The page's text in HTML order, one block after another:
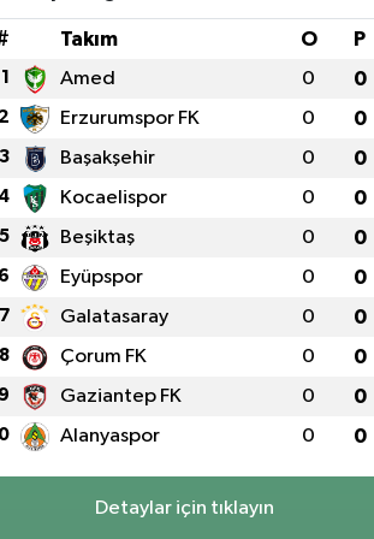
Takım O P
1 Amed 0 0
Erzurumspor FK 0 0
3 Başakşehir 0 0
Kocaelispor 0 0
5 Beşiktaş 0 0
Eyüpspor 0 0
7 Galatasaray 0 0
8 Çorum FK 0 0
Gaziantep FK 0 0
Alanyaspor 0 0
Detaylar için tıklayın